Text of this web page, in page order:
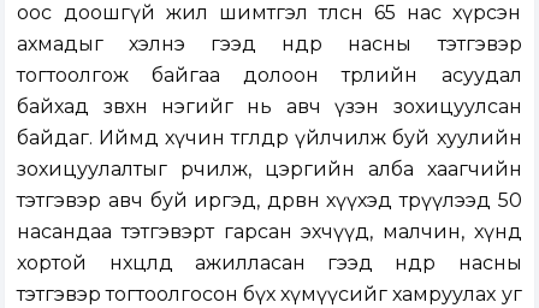
оос доошгүй жил шимтгэл төлсөн 65 нас хүрсэн
ахмадыг хэлнэ гээд өндөр насны тэтгэвэр
тогтоолгож байгаа долоон төрлийн асуудал
байхад зөвхөн нэгийг нь авч үзэн зохицуулсан
байдаг. Иймд хүчин төгөлдөр үйлчилж буй хуулийн
зохицуулалтыг өөрчилж, цэргийн алба хаагчийн
тэтгэвэр авч буй иргэд, дөрвөн хүүхэд төрүүлээд 50
насандаа тэтгэвэрт гарсан эхчүүд, малчин, хүнд
хортой нөхцөлд ажилласан гээд өндөр насны
тэтгэвэр тогтоолгосон бүх хүмүүсийг хамруулах уг